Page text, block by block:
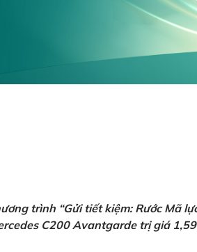
trình “Gửi tiết kiệm: Rước Mã
C200 Avantgarde trị giá